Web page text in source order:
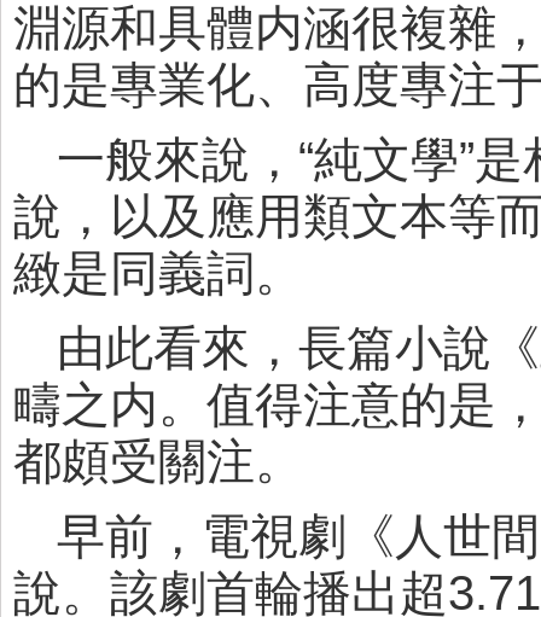
淵源和具體内涵很複雜
的是專業化、高度專注
一般來說，“純文學”
說，以及應用類文本等
緻是同義詞。
由此看來，長篇小說
疇之内。值得注意的是
都頗受關注。
早前，電視劇《人世
說。該劇首輪播出超